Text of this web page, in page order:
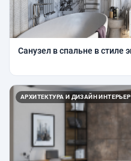
Санузел в спальне в стиле
АРХИТЕКТУРА И ДИЗАЙН